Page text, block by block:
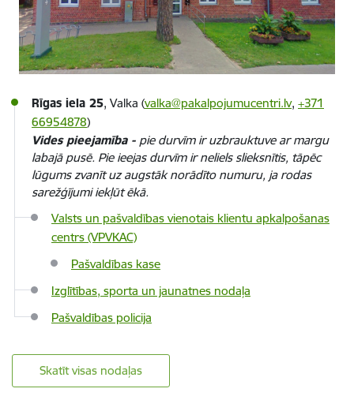
Rīgas iela 25, Valka (valka@pakalpojumucentri.lv, +371
66954878)
Vides pieejamība - pie durvīm ir uzbrauktuve ar margu
labajā pusē. Pie ieejas durvīm ir neliels slieksnītis, tāpēc
lūgums zvanīt uz augstāk norādīto numuru, ja rodas
sarežģījumi iekļūt ēkā.
Valsts un pašvaldības vienotais klientu apkalpošanas
centrs (VPVKAC)
Pašvaldības kase
Izglītības, sporta un jaunatnes nodaļa
Pašvaldības policija
Skatīt visas nodaļas